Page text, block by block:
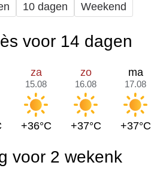
10 dagen Weekend
voor 14 dagen
za
15.08
+36°C
zo
16.08
+37°C
ma
17.08
+37°C
voor 2 wekenk